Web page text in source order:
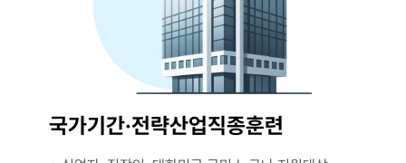
국가기간·전략산업직종훈련